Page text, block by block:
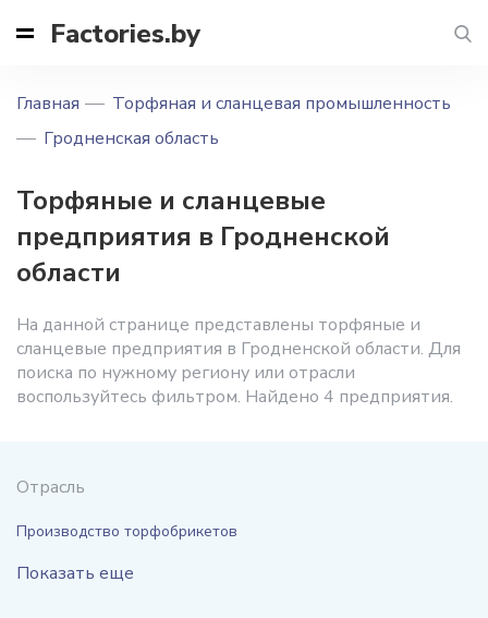
Factories.by
Главная
Торфяная и сланцевая промышленность
Гродненская область
Торфяные и сланцевые
предприятия в Гродненской
области
На данной странице представлены торфяные и
сланцевые предприятия в Гродненской области. Для
поиска по нужному региону или отрасли
воспользуйтесь фильтром. Найдено 4 предприятия.
Отрасль
Производство торфобрикетов
Показать еще